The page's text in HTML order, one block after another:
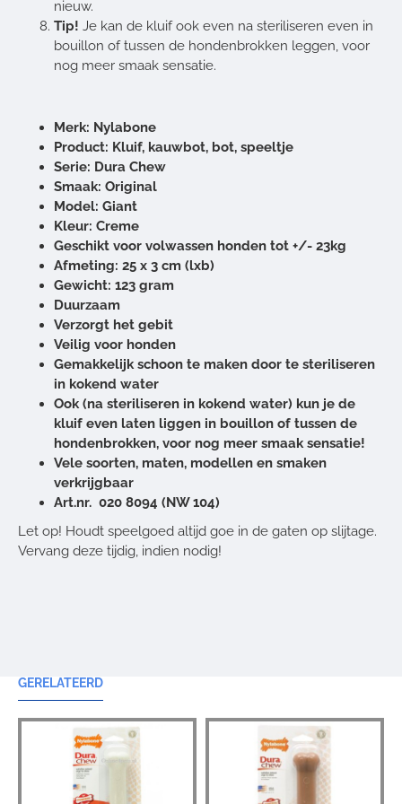
nieuw.
Tip! Je kan de kluif ook even na steriliseren even in
bouillon of tussen de hondenbrokken leggen, voor
nog meer smaak sensatie.
Merk: Nylabone
Product: Kluif, kauwbot, bot, speeltje
Serie: Dura Chew
Smaak: Original
Model: Giant
Kleur: Creme
Geschikt voor volwassen honden tot +/- 23kg
Afmeting: 25 x 3 cm (lxb)
Gewicht: 123 gram
Duurzaam
Verzorgt het gebit
Veilig voor honden
Gemakkelijk schoon te maken door te steriliseren
in kokend water
Ook (na steriliseren in kokend water) kun je de
kluif even laten liggen in bouillon of tussen de
hondenbrokken, voor nog meer smaak sensatie!
Vele soorten, maten, modellen en smaken
verkrijgbaar
Art.nr. 020 8094 (NW 104)
Let op! Houdt speelgoed altijd goe in de gaten op slijtage.
Vervang deze tijdig, indien nodig!
GERELATEERD